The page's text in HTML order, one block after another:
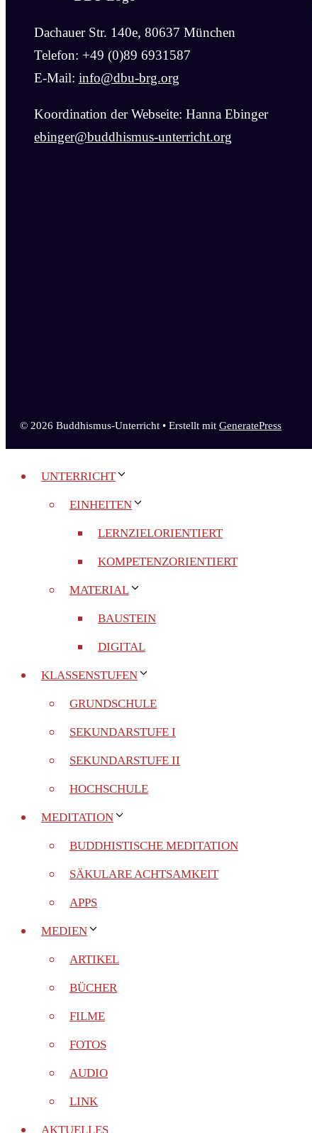
Dachauer Str. 140e, 80637 München
Telefon: +49 (0)89 6931587
E-Mail: info@dbu-brg.org
Koordination der Webseite: Hanna Ebinger
ebinger@buddhismus-unterricht.org
© 2026 Buddhismus-Unterricht • Erstellt mit GeneratePress
UNTERRICHT
EINHEITEN
LERNZIELORIENTIERT
KOMPETENZORIENTIERT
MATERIAL
BAUSTEIN
DIGITAL
KLASSENSTUFEN
GRUNDSCHULE
SEKUNDARSTUFE I
SEKUNDARSTUFE II
HOCHSCHULE
MEDITATION
BUDDHISTISCHE MEDITATION
SÄKULARE ACHTSAMKEIT
APPS
MEDIEN
ARTIKEL
BÜCHER
FILME
FOTOS
AUDIO
LINK
AKTUELLES